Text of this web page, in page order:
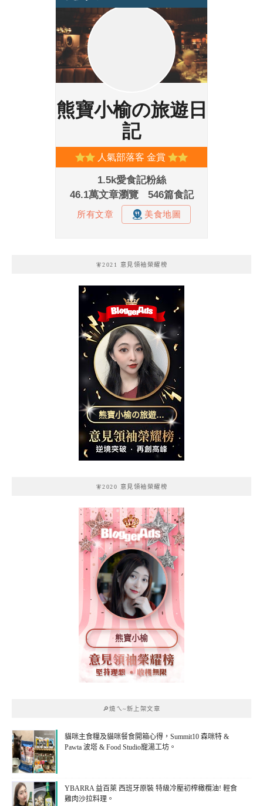
🧚2021 意見領袖榮耀榜
熊寶小榆の旅遊日
記
🧚2020 意見領袖榮耀榜
熊寶小榆
🔎燒ㄟ~新上架文章
貓咪主食糧及貓咪餐食開箱心得，Summit10 森咪特 &
Pawta 波塔 & Food Studio寵湯工坊。
YBARRA 益百萊 西班牙原裝 特級冷壓初榨橄欖油! 輕食
雞肉沙拉料理。